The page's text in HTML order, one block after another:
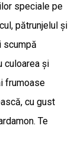
speciale pe
pătrunjelul și
scumpă
culoarea și
frumoase
cu gust
Te